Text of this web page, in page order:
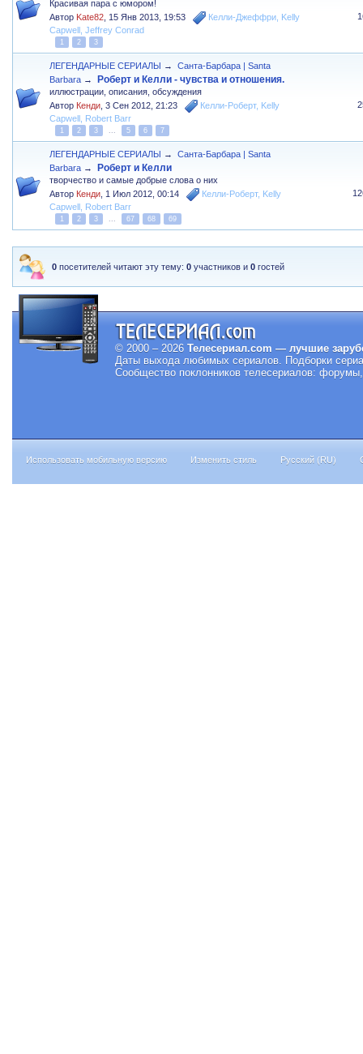
Красивая пара с юмором!
Автор Kate82 15 Янв 2013, 19:53 Келли-Джеффри
Kelly
Capwell ,Jeffrey Conrad
1 2 3
ЛЕГЕНДАРНЫЕ СЕРИАЛЫ →
Санта-Барбара | Santa
Barbara → Роберт и Келли - чувства и отношения.
иллюстрации, описания, обсуждения
Автор Кенди ,3 Сен 2012, 21:23 Келли-Роберт, Kelly
Capwell , Robert Barr
1 2 3 ... 5 6 7
ЛЕГЕНДАРНЫЕ СЕРИАЛЫ →
Санта-Барбара | Santa
Barbara → Роберт и Келли
творчество и самые добрые слова о них
Автор Кенди 1 Июл 2012, 00:14 Келли-Роберт, Kelly
Capwell , Robert Barr
1 2 3 ... 67 68 69
0 посетителей читают эту тему:0 участников и0 гостей
© 2000 – 2026 Телесериал.com — лучшие
Даты выхода любимых сериалов. Подборки
Сообщество поклонников телесериалов:
Использовать мобильную версию Изменить стиль Русский (RU)